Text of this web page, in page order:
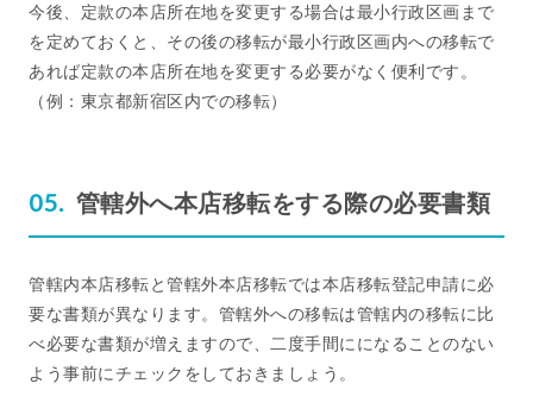
今後、定款の本店所在地を変更する場合は最小行政区画まで
を定めておくと、その後の移転が最小行政区画内への移転で
あれば定款の本店所在地を変更する必要がなく便利です。
（例：東京都新宿区内での移転）
管轄外へ本店移転をする際の必要書類
管轄内本店移転と管轄外本店移転では本店移転登記申請に必
要な書類が異なります。管轄外への移転は管轄内の移転に比
べ必要な書類が増えますので、二度手間にになることのない
よう事前にチェックをしておきましょう。